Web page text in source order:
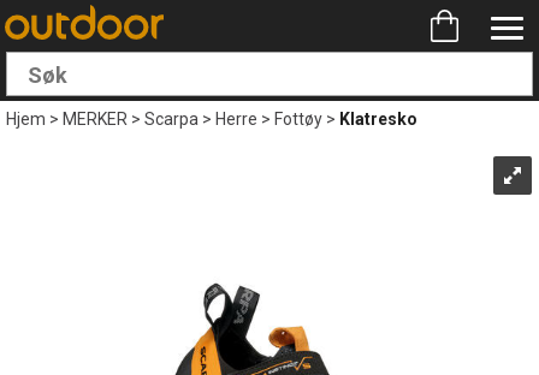
Hjem>MERKER>Scarpa>Herre>Fottøy> Klatresko